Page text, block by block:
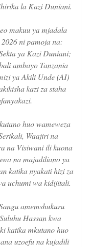
la Kazi Duniani.
makuu ya mjadala
ni pamoja na:
ya Kazi Duniani;
ambayo Tanzania
ya Akili Unde (AI)
kazi za staha
huo wameweza
Waajiri na
na Visiwani ili kuona
na majadiliano ya
katika nyakati hizi za
uchumi wa kidijitali.
amemshukuru
Hassan kwa
katika mkutano huo
uzoefu na kujadili